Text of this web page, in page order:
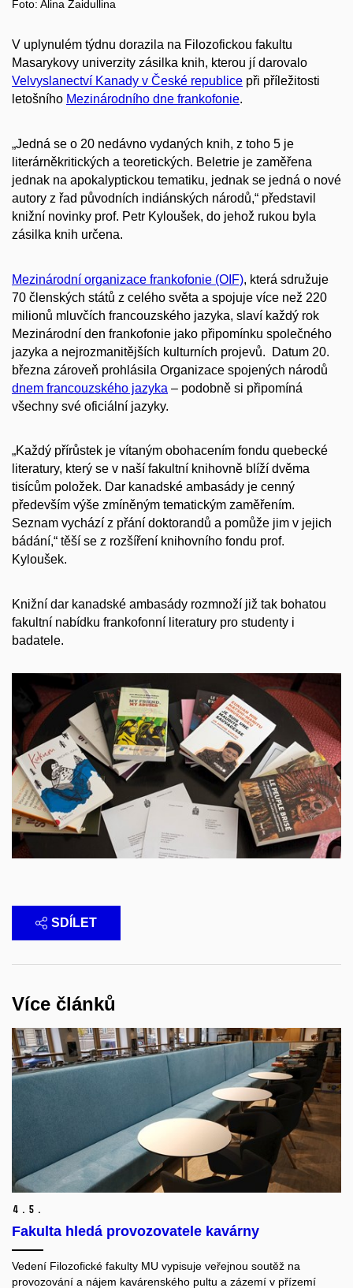
Foto: Alina Zaidullina
V uplynulém týdnu dorazila na Filozofickou fakultu
Masarykovy univerzity zásilka knih, kterou jí darovalo
Velvyslanectví Kanady v České republice při příležitosti
letošního Mezinárodního dne frankofonie.
„Jedná se o 20 nedávno vydaných knih, z toho 5 je
literárněkritických a teoretických. Beletrie je zaměřena
jednak na apokalyptickou tematiku, jednak se jedná o nové
autory z řad původních indiánských národů,“ představil
knižní novinky prof. Petr Kyloušek, do jehož rukou byla
zásilka knih určena.
Mezinárodní organizace frankofonie (OIF), která sdružuje
70 členských států z celého světa a spojuje více než 220
milionů mluvčích francouzského jazyka, slaví každý rok
Mezinárodní den frankofonie jako připomínku společného
jazyka a nejrozmanitějších kulturních projevů. Datum 20.
března zároveň prohlásila Organizace spojených národů
dnem francouzského jazyka – podobně si připomíná
všechny své oficiální jazyky.
„Každý přírůstek je vítaným obohacením fondu quebecké
literatury, který se v naší fakultní knihovně blíží dvěma
tisícům položek. Dar kanadské ambasády je cenný
především výše zmíněným tematickým zaměřením.
Seznam vychází z přání doktorandů a pomůže jim v jejich
bádání,“ těší se z rozšíření knihovního fondu prof.
Kyloušek.
Knižní dar kanadské ambasády rozmnoží již tak bohatou
fakultní nabídku frankofonní literatury pro studenty i
badatele.
SDÍLET
Více článků
4. 5.
Fakulta hledá provozovatele kavárny
Vedení Filozofické fakulty MU vypisuje veřejnou soutěž na
provozování a nájem kavárenského pultu a zázemí v přízemí